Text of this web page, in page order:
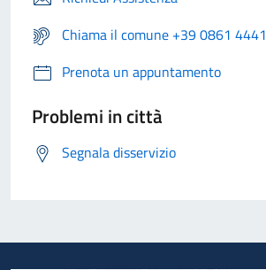
Chiama il comune +39 0861 4441
Prenota un appuntamento
Problemi in città
Segnala disservizio